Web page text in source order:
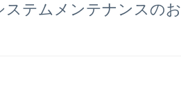
ステムメンテナンスの